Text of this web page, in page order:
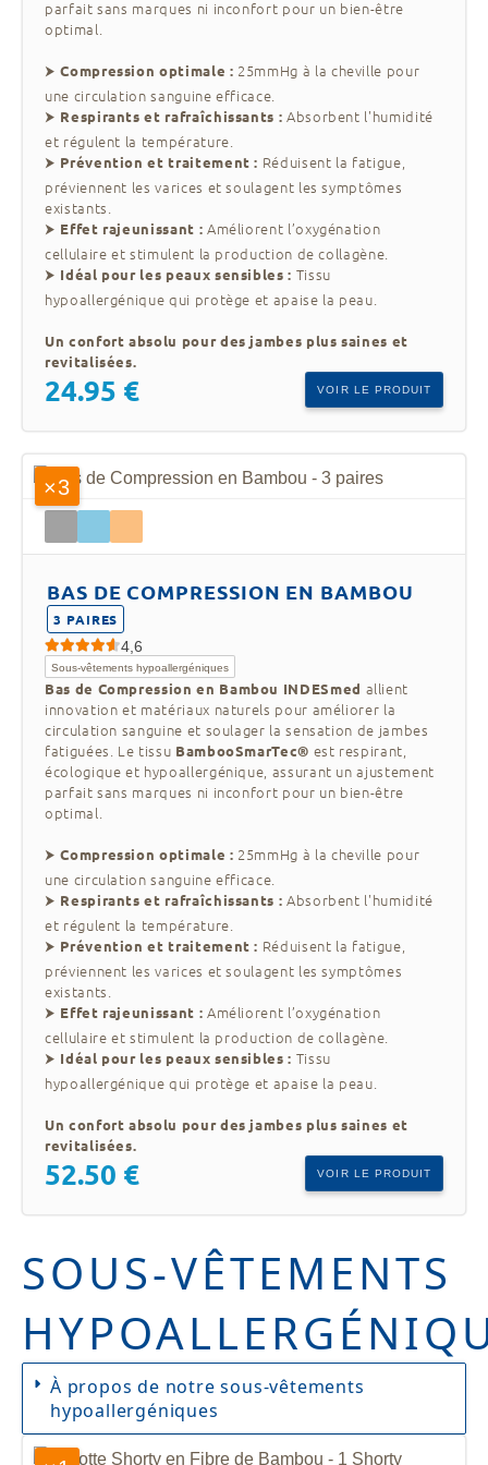
confort dont vous avez besoin.
parfait sans marques ni inconfort pour un bien-être
optimal.
⮞Compression optimale : 25mmHg à la cheville pour
une circulation sanguine efficace.
⮞ Respirants et rafraîchissants : Absorbent l'humidité
et régulent la température.
⮞ Prévention et traitement : Réduisent la fatigue,
préviennent les varices et soulagent les symptômes
existants.
⮞ Effet rajeunissant : Améliorent l’oxygénation
cellulaire et stimulent la production de collagène.
⮞ Idéal pour les peaux sensibles : Tissu
hypoallergénique qui protège et apaise la peau.
Un confort absolu pour des jambes plus saines et
revitalisées.
24.95 € VOIR LE PRODUIT
×3
BAS DE COMPRESSION EN BAMBOU
3 PAIRES
4,6
Sous-vêtements hypoallergéniques
Bas de Compression en Bambou INDESmed allient
innovation et matériaux naturels pour améliorer la
circulation sanguine et soulager la sensation de jambes
fatiguées. Le tissu BambooSmarTec® est respirant,
écologique et hypoallergénique, assurant un ajustement
parfait sans marques ni inconfort pour un bien-être
optimal.
⮞Compression optimale : 25mmHg à la cheville pour
une circulation sanguine efficace.
⮞ Respirants et rafraîchissants : Absorbent l'humidité
et régulent la température.
⮞ Prévention et traitement : Réduisent la fatigue,
préviennent les varices et soulagent les symptômes
existants.
⮞ Effet rajeunissant : Améliorent l’oxygénation
cellulaire et stimulent la production de collagène.
⮞ Idéal pour les peaux sensibles : Tissu
hypoallergénique qui protège et apaise la peau.
Un confort absolu pour des jambes plus saines et
revitalisées.
52.50 € VOIR LE PRODUIT
SOUS-VÊTEMENTS
À propos de notre sous-vêtements
hypoallergéniques
Lessous-vêtements en bambou écologique